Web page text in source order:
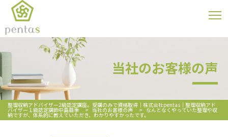
当社のお客様の声
整理収納アドバイザー2級認定講座。受講のみで資格取得｜株式会社pentas｜整理収納アド
バイザー１級認定講師中島亜季 > 当社のお客様の声 > なんとなくやっていた整理や収
納ですが、体系的に教えていただき、わかりやすかったです。